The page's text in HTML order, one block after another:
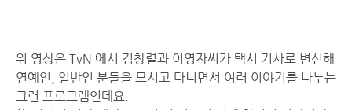
위 영상은 TvN 에서 김창렬과 이영자씨가 택시 기사로 변신해
연예인, 일반인 분들을 모시고 다니면서 여러 이야기를 나누는
그런 프로그램인데요.